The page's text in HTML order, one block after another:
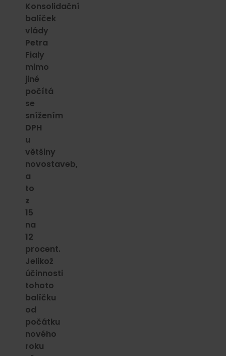
Konsolidační
balíček
vlády
Petra
Fialy
mimo
jiné
počítá
se
snížením
DPH
u
většiny
novostaveb,
a
to
z
15
na
12
procent.
Jelikož
účinnosti
tohoto
balíčku
od
počátku
nového
roku